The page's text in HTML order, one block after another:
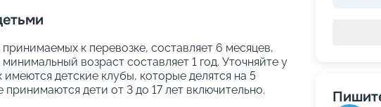
к перевозке, составляет 6 месяцев,
возраст составляет 1 год. Уточняйте у
детские клубы, которые делятся на 5
принимаются дети от 3 до 17 лет включительно.